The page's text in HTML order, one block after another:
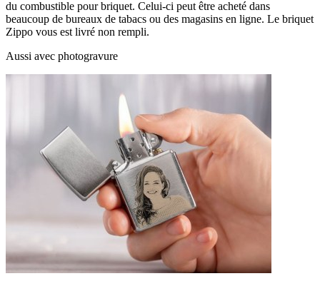
du combustible pour briquet. Celui-ci peut être acheté dans
beaucoup de bureaux de tabacs ou des magasins en ligne. Le briquet
Zippo vous est livré non rempli.
Aussi avec photogravure